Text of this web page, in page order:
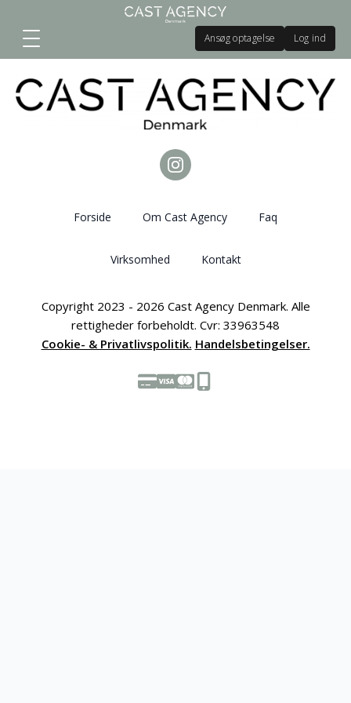
Ansøg optagelse Log ind
Forside Om Cast Agency Faq
Virksomhed Kontakt
Copyright 2023 - 2026 Cast Agency Denmark. Alle
rettigheder forbeholdt. Cvr: 33963548
Cookie- & Privatlivspolitik. Handelsbetingelser.